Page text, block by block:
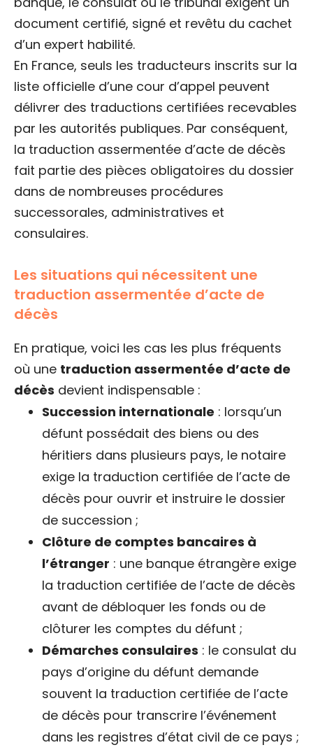
document certifié, signé et revêtu du cachet
d’un expert habilité.
En France, seuls les traducteurs inscrits sur la
liste officielle d’une cour d’appel peuvent
délivrer des traductions certifiées recevables
par les autorités publiques. Par conséquent,
la traduction assermentée d’acte de décès
fait partie des pièces obligatoires du dossier
dans de nombreuses procédures
successorales, administratives et
consulaires.
Les situations qui nécessitent une
traduction assermentée d’acte de
décès
En pratique, voici les cas les plus fréquents
où une traduction assermentée d’acte de
décès devient indispensable :
Succession internationale : lorsqu’un
défunt possédait des biens ou des
héritiers dans plusieurs pays, le notaire
exige la traduction certifiée de l’acte de
décès pour ouvrir et instruire le dossier
de succession ;
Clôture de comptes bancaires à
l’étranger : une banque étrangère exige
la traduction certifiée de l’acte de décès
avant de débloquer les fonds ou de
clôturer les comptes du défunt ;
Démarches consulaires : le consulat du
pays d’origine du défunt demande
souvent la traduction certifiée de l’acte
de décès pour transcrire l’événement
dans les registres d’état civil de ce pays ;